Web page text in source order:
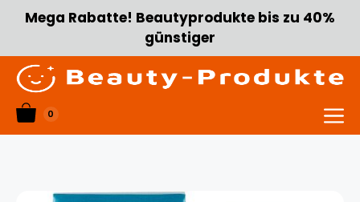
Zum
Inhalt
Mega Rabatte! Beautyprodukte bis zu 40%
günstiger
0
Menü